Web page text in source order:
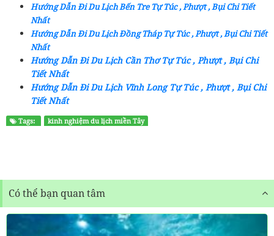
Hướng Dẫn Đi Du Lịch Bến Tre Tự Túc , Phượt , Bụi Chi Tiết
Nhất
Hướng Dẫn Đi Du Lịch Đồng Tháp Tự Túc , Phượt , Bụi Chi Tiết
Nhất
Hướng Dẫn Đi Du Lịch Cần Thơ Tự Túc , Phượt , Bụi Chi
Tiết Nhất
Hướng Dẫn Đi Du Lịch Vĩnh Long Tự Túc , Phượt , Bụi Chi
Tiết Nhất
Tags: kinh nghiệm du lịch miền Tây
Có thể bạn quan tâm